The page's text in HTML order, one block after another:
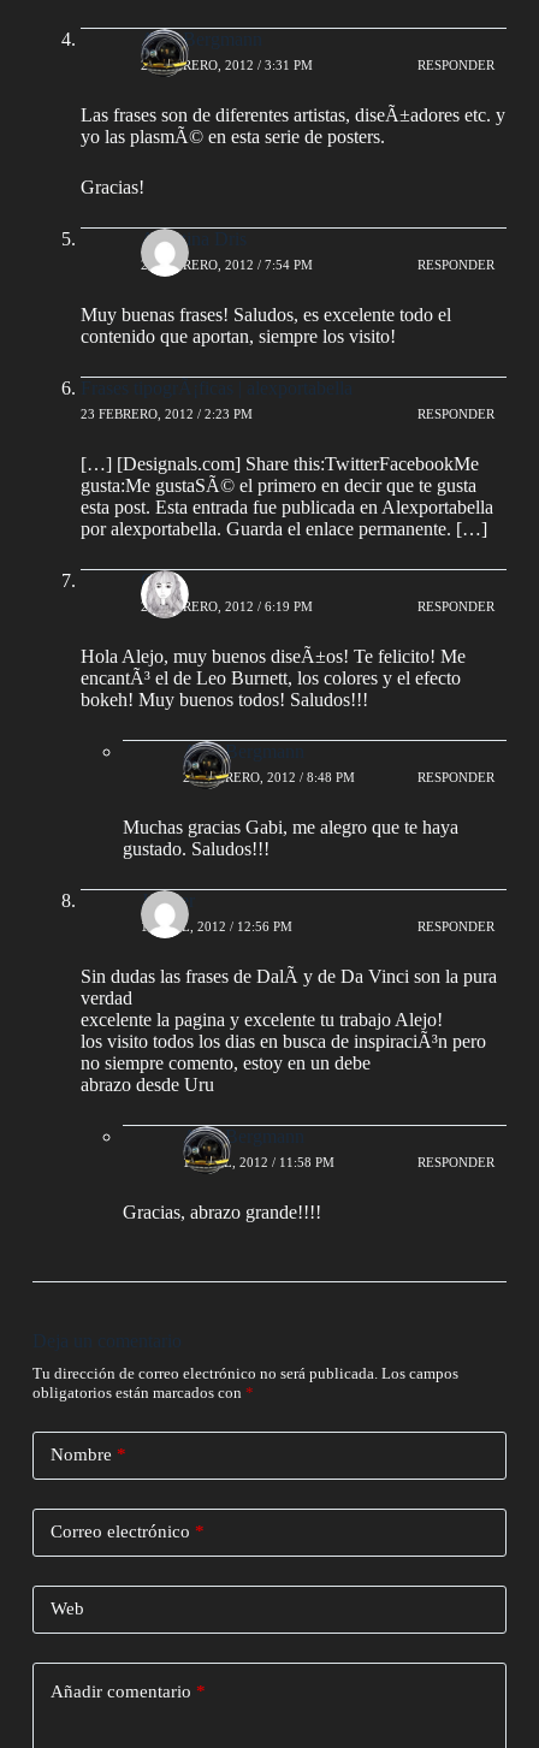
AlejoBergmann
20 FEBRERO, 2012 / 3:31 PM RESPONDER
Las frases son de diferentes artistas, diseÃ±adores etc. y
yo las plasmÃ© en esta serie de posters.
Gracias!
Agostina Dris
20 FEBRERO, 2012 / 7:54 PM RESPONDER
Muy buenas frases! Saludos, es excelente todo el
contenido que aportan, siempre los visito!
Frases tipogrÃ¡ficas | alexportabella
23 FEBRERO, 2012 / 2:23 PM RESPONDER
[…] [Designals.com] Share this:TwitterFacebookMe
gusta:Me gustaSÃ© el primero en decir que te gusta
esta post. Esta entrada fue publicada en Alexportabella
por alexportabella. Guarda el enlace permanente. […]
Gabi
27 FEBRERO, 2012 / 6:19 PM RESPONDER
Hola Alejo, muy buenos diseÃ±os! Te felicito! Me
encantÃ³ el de Leo Burnett, los colores y el efecto
bokeh! Muy buenos todos! Saludos!!!
AlejoBergmann
27 FEBRERO, 2012 / 8:48 PM RESPONDER
Muchas gracias Gabi, me alegro que te haya
gustado. Saludos!!!
Javiher
1 ABRIL, 2012 / 12:56 PM RESPONDER
Sin dudas las frases de DalÃ­ y de Da Vinci son la pura
verdad
excelente la pagina y excelente tu trabajo Alejo!
los visito todos los dias en busca de inspiraciÃ³n pero
no siempre comento, estoy en un debe
abrazo desde Uru
AlejoBergmann
1 ABRIL, 2012 / 11:58 PM RESPONDER
Gracias, abrazo grande!!!!
Deja un comentario
Tu dirección de correo electrónico no será publicada. Los campos
obligatorios están marcados con *
Nombre *
Correo electrónico *
Web
Añadir comentario *